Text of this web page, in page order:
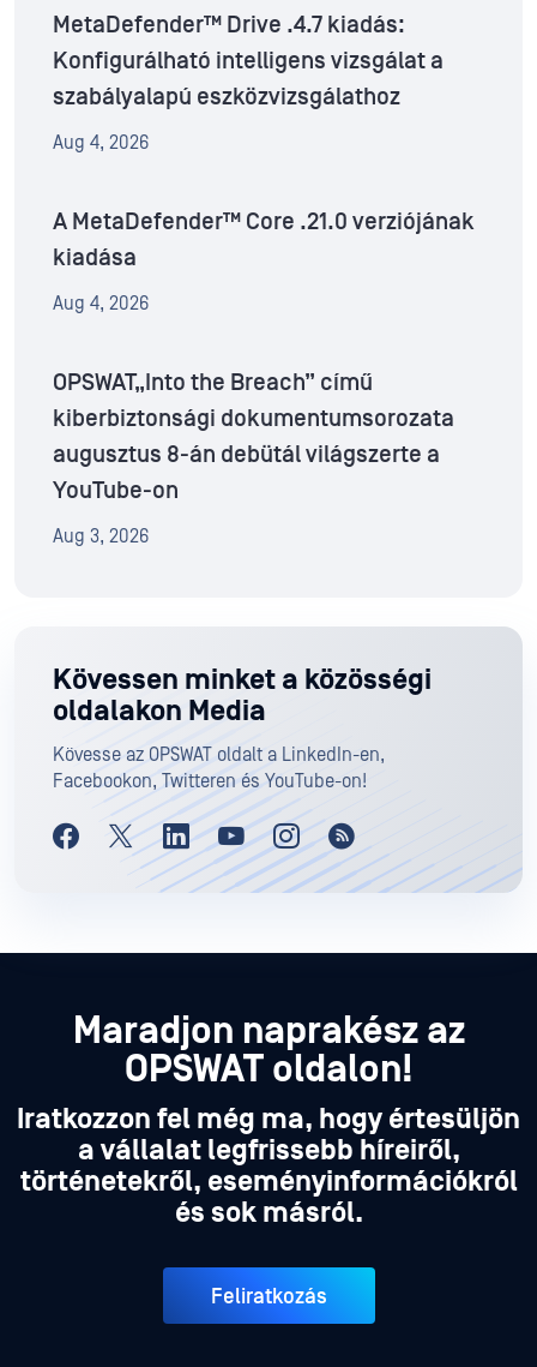
MetaDefender™ Drive .4.7 kiadás:
Konfigurálható intelligens vizsgálat a
szabályalapú eszközvizsgálathoz
Aug 4, 2026
A MetaDefender™ Core .21.0 verziójának
kiadása
Aug 4, 2026
OPSWAT„Into the Breach” című
kiberbiztonsági dokumentumsorozata
augusztus 8-án debütál világszerte a
YouTube-on
Aug 3, 2026
Kövessen minket a közösségi
oldalakon Media
Kövesse az OPSWAT oldalt a LinkedIn-en,
Facebookon, Twitteren és YouTube-on!
Maradjon naprakész az
OPSWAT oldalon!
Iratkozzon fel még ma, hogy értesüljön
a vállalat legfrissebb híreiről,
történetekről, eseményinformációkról
és sok másról.
Feliratkozás